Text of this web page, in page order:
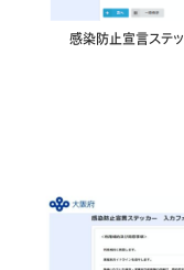
感染防止宣言ステ